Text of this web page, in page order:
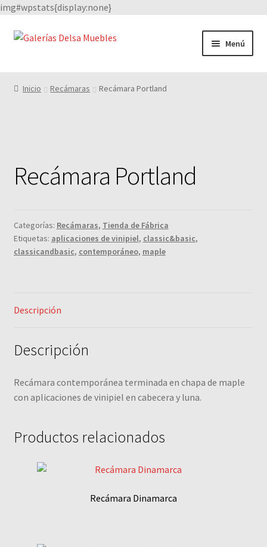
img#wpstats{display:none}
Saltar
Ir
Menú
Nuestros proveedores
Inicio Recámaras Recámara Portland
Recámara Portland
Categorías: Recámaras, Tienda de Fábrica
Etiquetas: aplicaciones de vinipiel, classic&basic,
classicandbasic, contemporáneo, maple
Descripción
Descripción
Recámara contemporánea terminada en chapa de maple
con aplicaciones de vinipiel en cabecera y luna.
Productos relacionados
Recámara Dinamarca